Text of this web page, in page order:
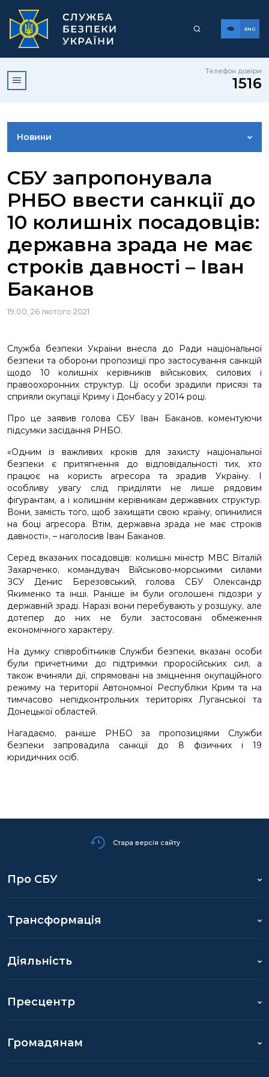
ENG
Телефон довіри
1516
Новини
ВІДЕОГАЛЕРЕЯ
КОНТАКТИ ПРЕСЦЕНТРУ
СБУ запропонувала
РНБО ввести санкції до
10 колишніх посадовців:
державна зрада не має
строків давності – Іван
Баканов
19:00, 26 лютого 2021
Служба безпеки України внесла до Ради національної
безпеки та оборони пропозиції про застосування санкцій
щодо 10 колишніх керівників військових, силових і
правоохоронних структур. Ці особи зрадили присязі та
сприяли окупації Криму і Донбасу у 2014 році.
Про це заявив голова СБУ Іван Баканов, коментуючи
підсумки засідання РНБО.
«Одним із важливих кроків для захисту національної
безпеки є притягнення до відповідальності тих, хто
працює на користь агресора та зрадив Україну. І
особливу увагу слід приділяти не лише рядовим
фігурантам, а і колишнім керівникам державних структур.
Вони, замість того, щоб захищати свою країну, опинилися
на боці агресора. Втім, державна зрада не має строків
давності», – наголосив Іван Баканов.
Серед вказаних посадовців: колишні міністр МВС Віталій
Захарченко, командувач Військово-морськими силами
ЗСУ Денис Березовський, голова СБУ Олександр
Якименко та інші. Раніше їм були оголошені підозри у
державній зраді. Наразі вони перебувають у розшуку, але
дотепер до них не були застосовані обмеження
економічного характеру.
На думку співробітників Служби безпеки, вказані особи
були причетними до підтримки проросійських сил, а
також вчиняли дії, спрямовані на зміцнення окупаційного
режиму на території Автономної Республіки Крим та на
тимчасово непідконтрольних територіях Луганської та
Донецької областей.
Нагадаємо, раніше РНБО за пропозиціями Служби
безпеки запровадила санкції до 8 фізичних і 19
юридичних осіб.
Стара версія сайту
Про СБУ
Трансформація
Діяльність
Пресцентр
Громадянам